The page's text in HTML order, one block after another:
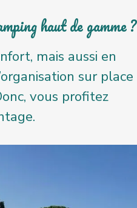
haut de gamme ?
mais aussi en
sur place
vous profitez